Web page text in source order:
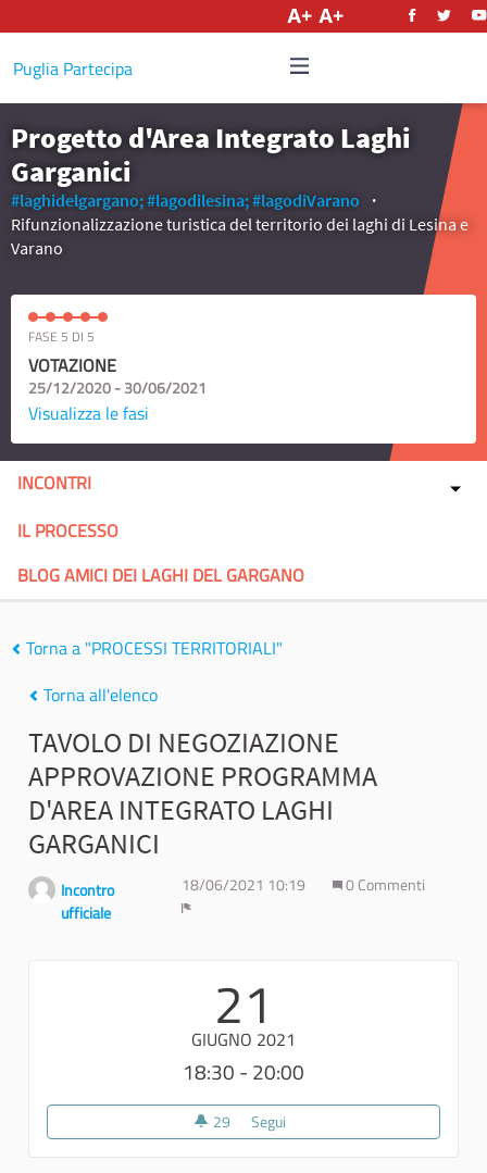
Puglia Partecipa
Progetto d'Area Integrato Laghi
Garganici
#laghidelgargano;#lagodilesina;#lagodiVarano
Rifunzionalizzazione turistica del territorio dei laghi di Lesina e
Varano
FASE 5 DI 5
VOTAZIONE
25/12/2020 - 30/06/2021
Visualizza le fasi
INCONTRI
IL PROCESSO
BLOG AMICI DEI LAGHI DEL GARGANO
Torna a "PROCESSI TERRITORIALI"
Torna all'elenco
TAVOLO DI NEGOZIAZIONE
APPROVAZIONE PROGRAMMA
D'AREA INTEGRATO LAGHI
GARGANICI
Incontro
ufficiale
18/06/2021 10:19
0 Commenti
21
GIUGNO 2021
18:30 - 20:00
29 29 sostenitori
Segui